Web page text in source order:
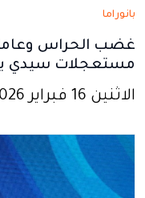
بانوراما
غضب الحراس
مستعجلات سيدي
الاثنين 16 فبراير 2026